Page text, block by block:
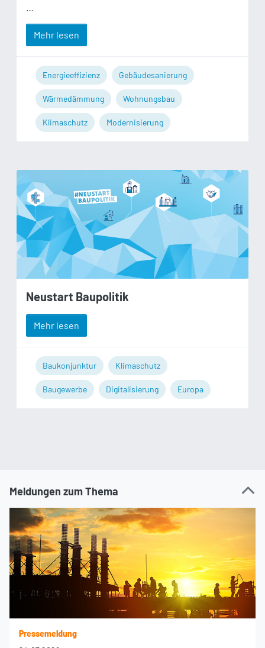
Mehr lesen
Energieeffizienz Gebäudesanierung
Wärmedämmung Wohnungsbau
Klimaschutz Modernisierung
Neustart Baupolitik
Mehr lesen
Baukonjunktur Klimaschutz
Baugewerbe Digitalisierung Europa
Meldungen zum Thema
Pressemeldung